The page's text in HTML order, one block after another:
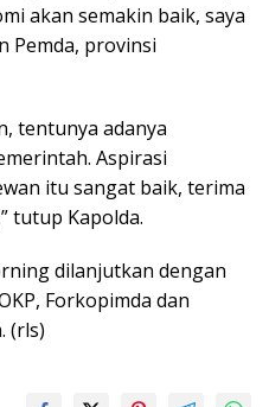
akan semakin baik, saya
Pemda, provinsi
tentunya adanya
Aspirasi
itu sangat baik, terima
tutup Kapolda.
dilanjutkan dengan
Forkopimda dan
(rls)